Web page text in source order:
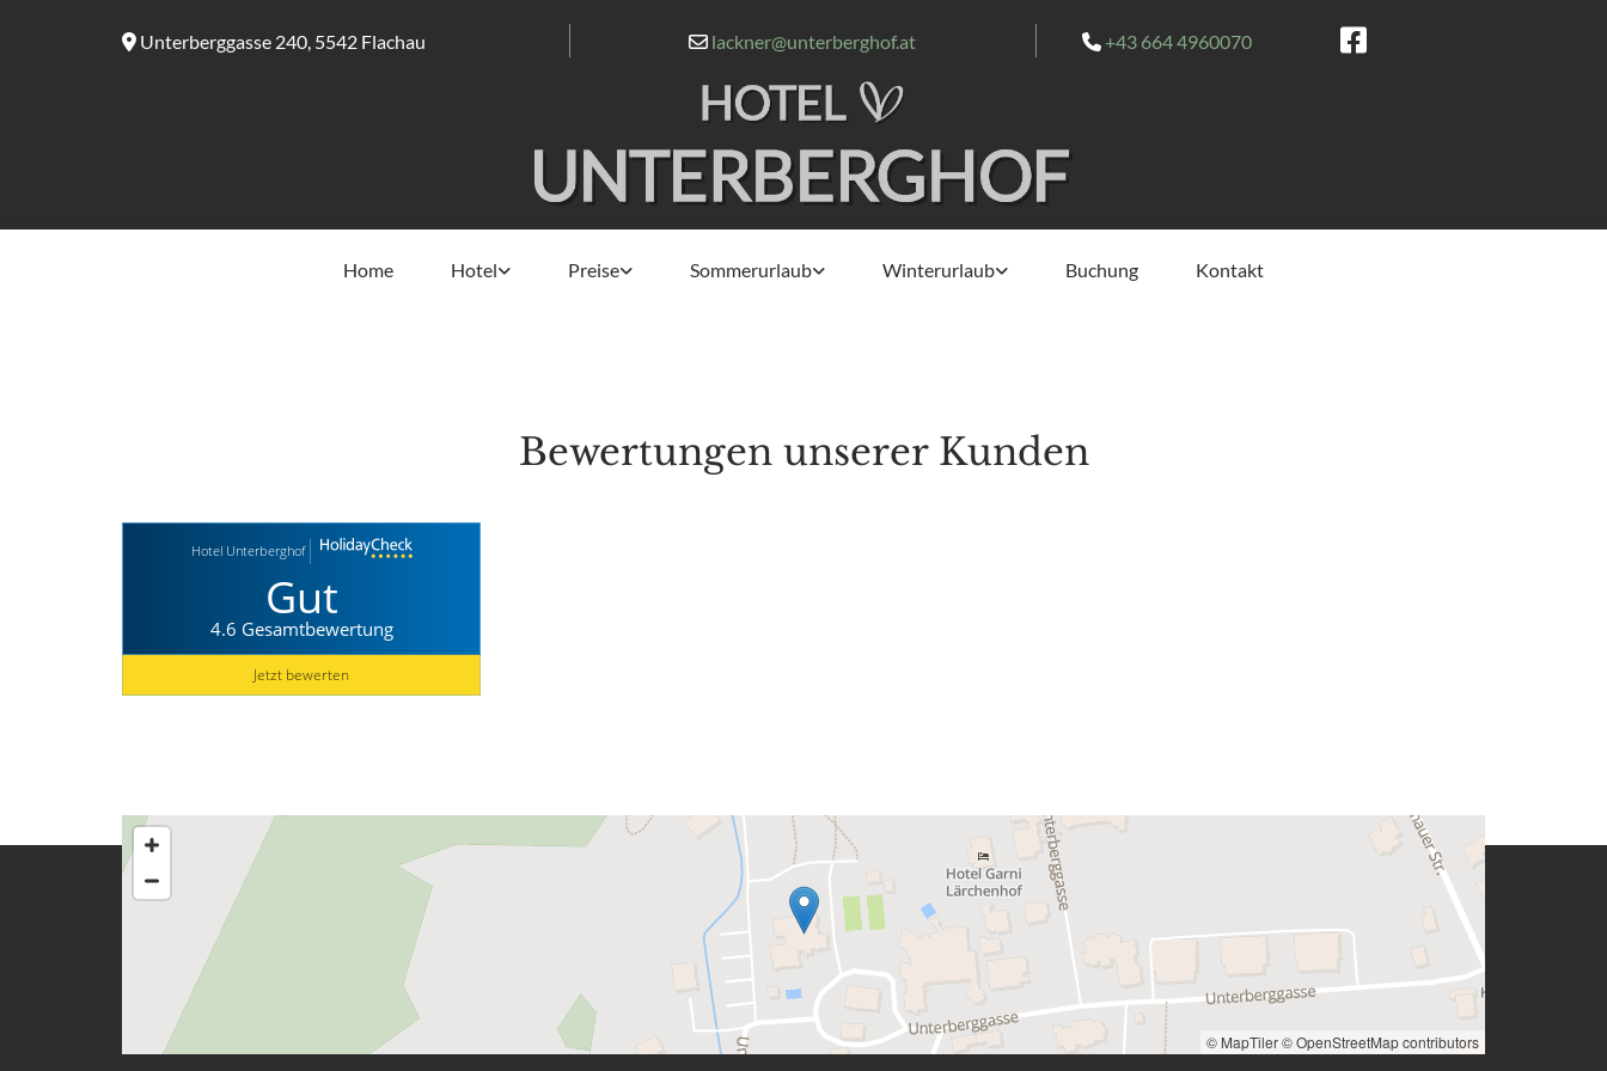
 Unterberggasse 240, 5542 Flachau  lackner@unterberghof.at +43 664 4960070
Home Hotel Preise Sommerurlaub Winterurlaub Buchung Kontakt
Bewertungen unserer Kunden
Hotel Unterberghof
Gut
4.6 Gesamtbewertung
Jetzt bewerten
© MapTiler© OpenStreetMap contributors